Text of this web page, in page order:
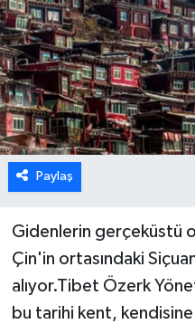
Paylaş
Gidenlerin gerçeküstü
Çin'in ortasındaki
alıyor.Tibet Özerk
bu tarihi kent,